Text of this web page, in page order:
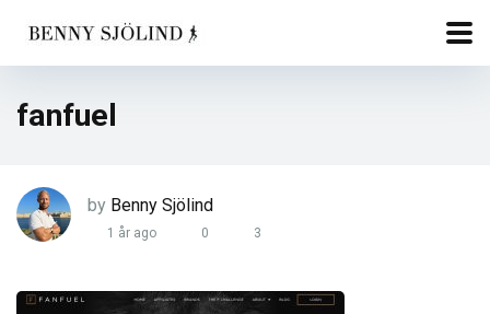
fanfuel
by Benny Sjölind
1 år ago 0 3